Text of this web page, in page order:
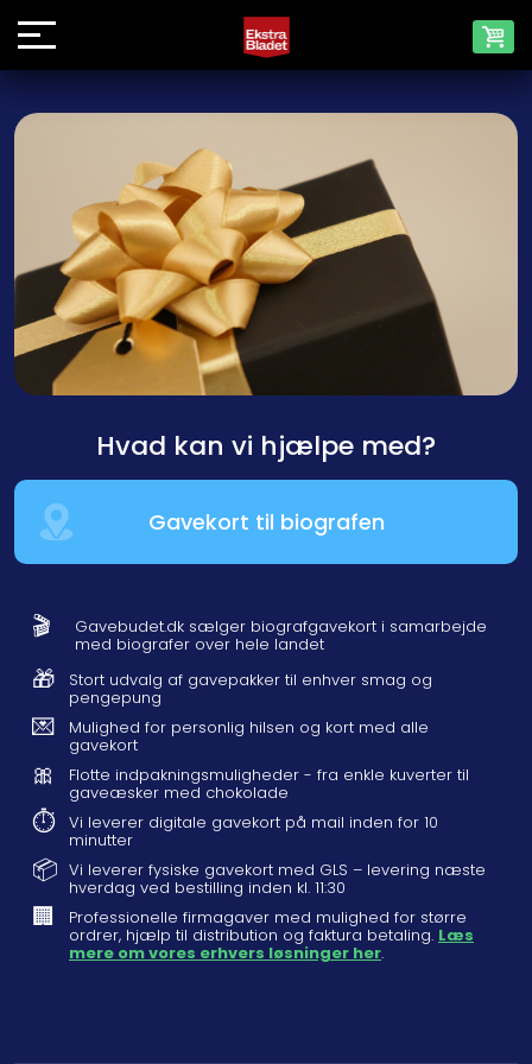
Hvad kan vi hjælpe med?
Gavekort til biografen
🎬 Gavebudet.dk sælger biografgavekort i samarbejde
med biografer over hele landet
🎁 Stort udvalg af gavepakker til enhver smag og
pengepung
💌 Mulighed for personlig hilsen og kort med alle
gavekort
🎀 Flotte indpakningsmuligheder - fra enkle kuverter til
gaveæsker med chokolade
⏱️ Vi leverer digitale gavekort på mail inden for 10
minutter
📦 Vi leverer fysiske gavekort med GLS – levering næste
hverdag ved bestilling inden kl. 11:30
🏢 Professionelle firmagaver med mulighed for større
ordrer, hjælp til distribution og faktura betaling. Læs
mere om vores erhvers løsninger her.